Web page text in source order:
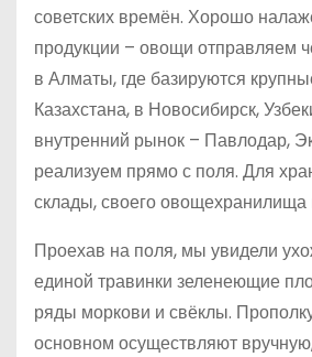
советских времён. Хорошо
продукции – овощи отправляем
в Алматы, где базируются
Казахстана, в Новосибирск,
внутренний рынок – Павлодар,
реализуем прямо с поля. Для
склады, своего овощехранилища
Проехав на поля, мы увидели
единой травинки зеленеющие
ряды моркови и свёклы.
основном осуществляют